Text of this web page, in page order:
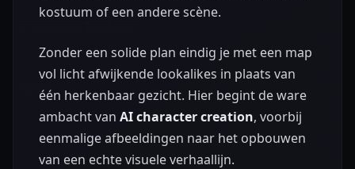
kostuum of een andere scène.
Zonder een solide plan eindig je met een map
vol licht afwijkende lookalikes in plaats van
één herkenbaar gezicht. Hier begint de ware
ambacht van AI character creation, voorbij
eenmalige afbeeldingen naar het opbouwen
van een echte visuele verhaallijn.